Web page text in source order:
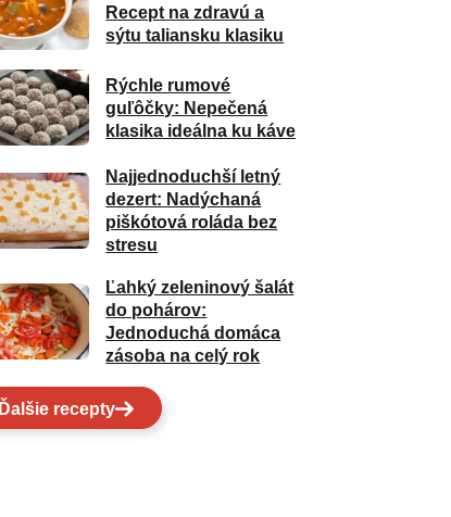
Recept na zdravú a
sýtu taliansku klasiku
Rýchle rumové
guľôčky: Nepečená
klasika ideálna ku káve
Najjednoduchší letný
dezert: Nadýchaná
piškótová roláda bez
stresu
Ľahký zeleninový šalát
do pohárov:
Jednoduchá domáca
zásoba na celý rok
Ďalšie recepty